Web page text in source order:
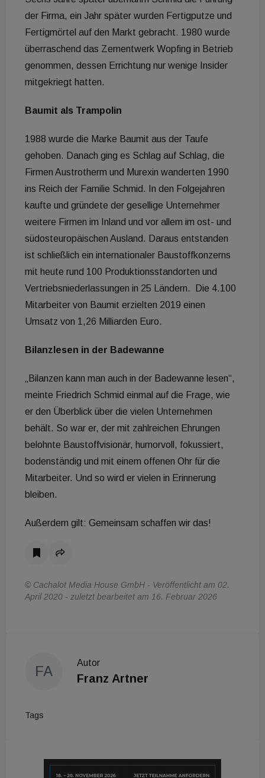
der Firma, ein Jahr später wurden Fertigputze und
Fertigmörtel auf den Markt gebracht. 1980 wurde
überraschend das Zementwerk Wopfing in Betrieb
genommen, dessen Errichtung nur wenige Insider
mitgekriegt hatten.
Baumit als Trampolin
1988 wurde die Marke Baumit aus der Taufe
gehoben. Danach ging es Schlag auf Schlag, die
Firmen Austrotherm und Murexin wanderten 1990
ins Reich der Familie Schmid. In den Folgejahren
kaufte und gründete der gesellige Unternehmer
weitere Firmen im Inland und vor allem im ost- und
südosteuropäischen Ausland. Daraus entstanden
ist schließlich ein internationaler Baustoffkonzerns
mit heute rund 100 Produktionsstandorten und
Vertriebsniederlassungen in 25 Ländern. Die 4.100
Mitarbeiter von Baumit erzielten 2019 einen
Umsatz von 1,26 Milliarden Euro.
Bilanzlesen in der Badewanne
„Bilanzen kann man auch in der Badewanne lesen“,
meinte Friedrich Schmid einmal auf die Frage, wie
er den Überblick über die vielen Unternehmen
behält. So war er, der mit zahlreichen Ehrungen
belohnte Baustoffvisionär, humorvoll, fokussiert,
bodenständig und mit einem offenen Ohr für die
Mitarbeiter. Und so wird er vielen in Erinnerung
bleiben.
Außerdem gilt: Gemeinsam schaffen wir das!
© Cachalot Media House GmbH - Veröffentlicht am 02.
April 2020 - zuletzt bearbeitet am 16. Februar 2026
FA
Autor
Franz Artner
Tags